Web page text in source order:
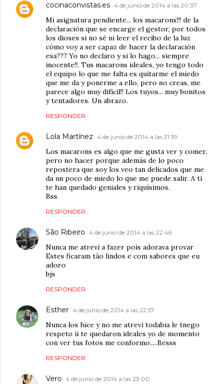
cocinaconvistas.es 4 de junio de 2014 a las 20:37
Mi asignatura pendiente... los macarons!!! de la
declaración que se encarge el gestor, por todos
los dioses si no sé ni leer el recibo de la luz
cómo voy a ser capaz de hacer la declaración
esa??? Yo no declaro y si lo hago... siempre
inocente!!. Tus macarons ideales, yo tengo todo
el equipo lo que me falta es quitarme el miedo
que me da y ponerme a ello, pero no creas, me
parece algo muy difícil!! Los tuyos... muy bonitos
y tentadores. Un abrazo.
RESPONDER
Lola Martínez 4 de junio de 2014 a las 21:39
Los macarons es algo que me gusta ver y comer,
pero no hacer porque además de lo poco
repostera que soy los veo tan delicados que me
da un poco de miedo lo que me puede salir. A tí
te han quedado geniales y riquísimos.
Bss
RESPONDER
São Ribeiro 4 de junio de 2014 a las 22:46
Nunca me atrevi a fazer pois adorava provar
Estes ficaram tão lindos e com sabores que eu
adoro
bjs
RESPONDER
Esther 4 de junio de 2014 a las 22:57
Nunca los hice y no me atrevi todabia le tnego
respeto ii te quedaron ideales yo de momento
con ver tus fotos me conformo.....Besss
RESPONDER
Vero 4 de junio de 2014 a las 23:00